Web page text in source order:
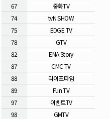
67
중화TV
74
tvN SHOW
75
EDGE TV
78
GTV
82
ENA Story
87
CMC TV
88
라이프타임
89
Fun TV
97
이벤트TV
98
GMTV